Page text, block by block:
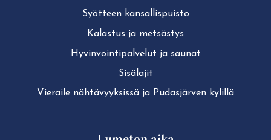
Syötteen kan­sal­lis­puis­to
Kalastus ja metsästys
Hy­vin­voin­ti­pal­ve­lut ja saunat
Sisälajit
Vieraile näh­tä­vyyk­sis­sä ja Pudasjärven kylillä